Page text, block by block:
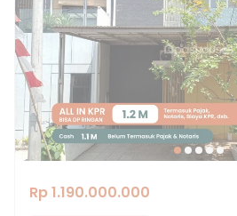
Rp 1.190.000.000